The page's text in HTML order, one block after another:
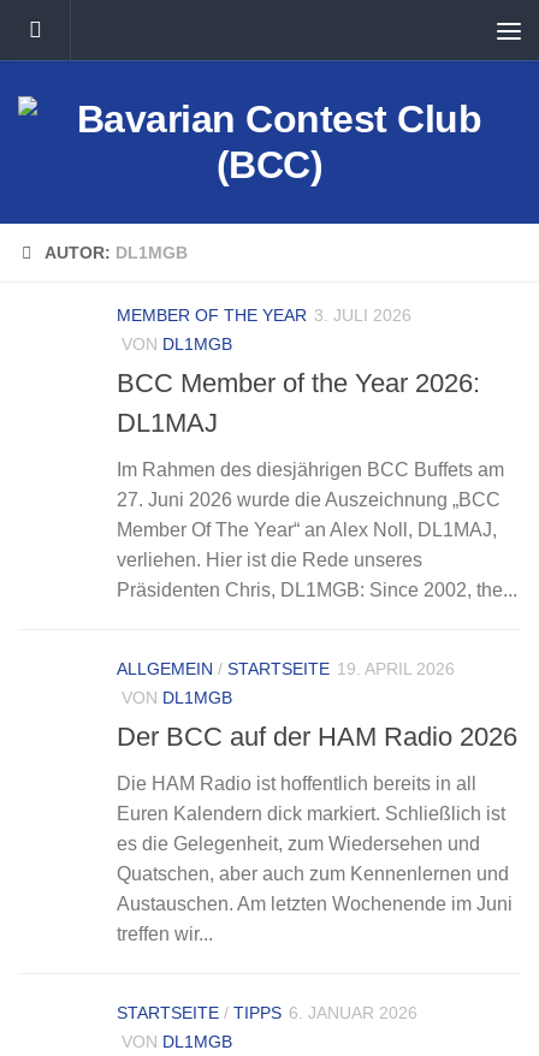
Unter dem Inhalt
AUTOR: DL1MGB
MEMBER OF THE YEAR 3. JULI 2026
VON DL1MGB
BCC Member of the Year 2026:
DL1MAJ
Im Rahmen des diesjährigen BCC Buffets am
27. Juni 2026 wurde die Auszeichnung „BCC
Member Of The Year“ an Alex Noll, DL1MAJ,
verliehen. Hier ist die Rede unseres
Präsidenten Chris, DL1MGB: Since 2002, the...
ALLGEMEIN / STARTSEITE 19. APRIL 2026
VON DL1MGB
Der BCC auf der HAM Radio 2026
Die HAM Radio ist hoffentlich bereits in all
Euren Kalendern dick markiert. Schließlich ist
es die Gelegenheit, zum Wiedersehen und
Quatschen, aber auch zum Kennenlernen und
Austauschen. Am letzten Wochenende im Juni
treffen wir...
STARTSEITE / TIPPS 6. JANUAR 2026
VON DL1MGB